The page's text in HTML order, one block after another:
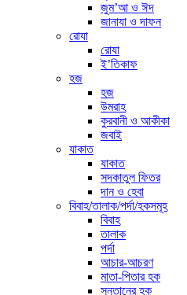
জুম’আ ও ঈদ
জানাযা ও দাফন
রোযা
রোযা
ই’তিকাফ
হজ
হজ
উমরাহ
কুরবানী ও আকীকা
জবাই
যাকাত
যাকাত
সদকাতুল ফিতর
দান ও হেবা
বিবাহ/তালাক/পর্দা/হকসমূহ
বিবাহ
তালাক
পর্দা
আচার-আচরণ
মাতা-পিতার হক
সন্তানের হক